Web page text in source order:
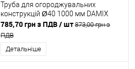
Труба для огороджувальних
конструкцій Ø40 1000 мм DAMIX
785,70 грн з ПДВ/ шт 873,00 грн з
ПДВ
Детальніше